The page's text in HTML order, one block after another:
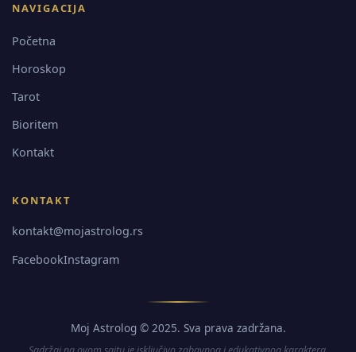
NAVIGACIJA
Početna
Horoskop
Tarot
Bioritem
Kontakt
KONTAKT
kontakt@mojastrolog.rs
FacebookInstagram
Moj Astrolog © 2025. Sva prava zadržana.